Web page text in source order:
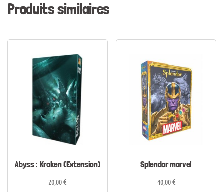
Produits similaires
Abyss : Kraken (Extension)
20,00€
Splendor marvel
40,00€